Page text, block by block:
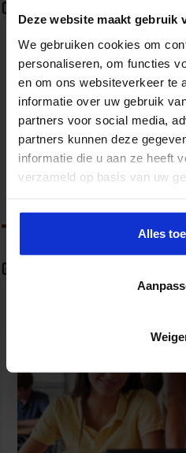
Deze website maakt gebruik
We gebruiken cookies om
personaliseren, om functies
en om ons websiteverkeer te
informatie over uw gebruik
partners voor social media,
partners kunnen deze
informatie die u aan ze heeft
verzameld op basis van uw
Alles
Over Karen van Kooten
Karen van
van binnen en
begeleidt
directeuren van
basisonderwijs
streeft ernaar haar trainingen zo
op een studiedag wordt gedaan
zijn in een klas met 30 leerlingen.
redactielid bij JSW, het vakblad voor
basisonderwijs en Pabo-studenten.
Gerelateerde Artikelen